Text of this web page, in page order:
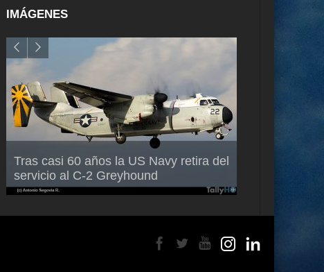
IMÁGENES
Tras casi 60 años la US Navy retira del
servicio al C-2 Greyhound
Air France-KLM anuncia a Guilhem
Mallet como nuevo Director General
para América Latina